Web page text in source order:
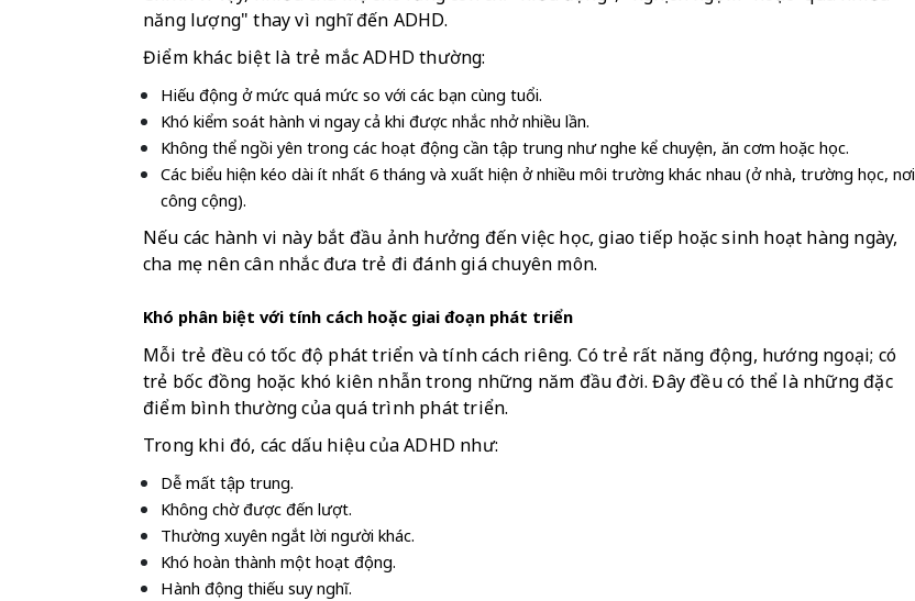
năng lượng" thay vì nghĩ đến ADHD.
Điểm khác biệt là trẻ mắc ADHD thường:
Hiếu động ở mức quá mức so với các bạn cùng tuổi.
Khó kiểm soát hành vi ngay cả khi được nhắc nhở nhiều lần.
Không thể ngồi yên trong các hoạt động cần tập trung như nghe kể chuyện, ăn cơm hoặc học.
Các biểu hiện kéo dài ít nhất 6 tháng và xuất hiện ở nhiều môi trường khác nhau (ở nhà, trường học, nơi
công cộng).
Nếu các hành vi này bắt đầu ảnh hưởng đến việc học, giao tiếp hoặc sinh hoạt hàng ngày,
cha mẹ nên cân nhắc đưa trẻ đi đánh giá chuyên môn.
Khó phân biệt với tính cách hoặc giai đoạn phát triển
Mỗi trẻ đều có tốc độ phát triển và tính cách riêng. Có trẻ rất năng động, hướng ngoại; có
trẻ bốc đồng hoặc khó kiên nhẫn trong những năm đầu đời. Đây đều có thể là những đặc
điểm bình thường của quá trình phát triển.
Trong khi đó, các dấu hiệu của ADHD như:
Dễ mất tập trung.
Không chờ được đến lượt.
Thường xuyên ngắt lời người khác.
Khó hoàn thành một hoạt động.
Hành động thiếu suy nghĩ.